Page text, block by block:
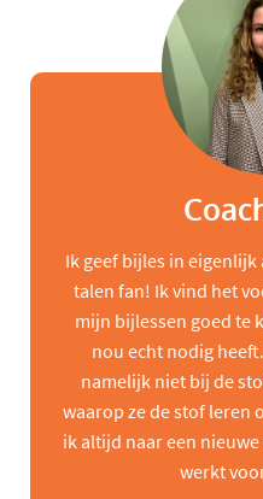
Ik geef bijles in
talen fan! Ik vind het
mijn bijlessen goed te
nou echt nodig
namelijk niet bij de
waarop ze de stof leren
ik altijd naar een
werkt